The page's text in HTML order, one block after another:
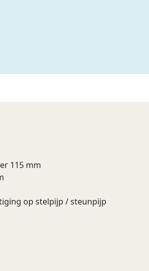
115 mm
op stelpijp / steunpijp